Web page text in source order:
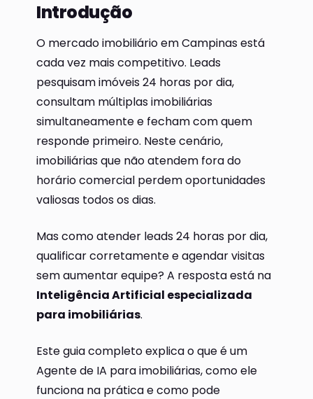
Introdução
O mercado imobiliário em Campinas está
cada vez mais competitivo. Leads
pesquisam imóveis 24 horas por dia,
consultam múltiplas imobiliárias
simultaneamente e fecham com quem
responde primeiro. Neste cenário,
imobiliárias que não atendem fora do
horário comercial perdem oportunidades
valiosas todos os dias.
Mas como atender leads 24 horas por dia,
qualificar corretamente e agendar visitas
sem aumentar equipe? A resposta está na
Inteligência Artificial especializada
para imobiliárias.
Este guia completo explica o que é um
Agente de IA para imobiliárias, como ele
funciona na prática e como pode